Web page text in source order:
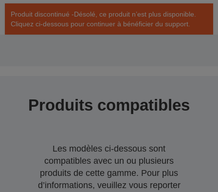
Produit discontinué -Désolé, ce produit n’est plus disponible.
Cliquez ci-dessous pour continuer à bénéficier du support.
Produits compatibles
Les modèles ci-dessous sont
compatibles avec un ou plusieurs
produits de cette gamme. Pour plus
d’informations, veuillez vous reporter